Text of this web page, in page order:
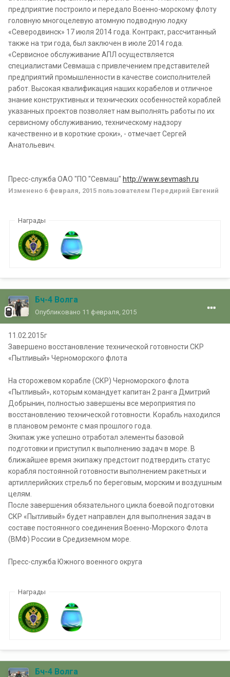
предприятие построило и передало Военно-морскому флоту
головную многоцелевую атомную подводную лодку
«Северодвинск» 17 июля 2014 года. Контракт, рассчитанный
также на три года, был заключен в июле 2014 года.
«Сервисное обслуживание АПЛ осуществляется
специалистами Севмаша с привлечением представителей
предприятий промышленности в качестве соисполнителей
работ. Высокая квалификация наших корабелов и отличное
знание конструктивных и технических особенностей кораблей
указанных проектов позволяет нам выполнять работы по их
сервисному обслуживанию, техническому надзору
качественно и в короткие сроки», - отмечает Сергей
Анатольевич.
Пресс-служба ОАО "ПО "Севмаш" http://www.sevmash.ru
Изменено 6 февраля, 2015 пользователем Передирий Евгений
Награды
Бч-4 Волга
Опубликовано 11 февраля, 2015
11.02.2015г
Завершено восстановление технической готовности СКР
«Пытливый» Черноморского флота
На сторожевом корабле (СКР) Черноморского флота
«Пытливый», которым командует капитан 2 ранга Дмитрий
Добрынин, полностью завершены все мероприятия по
восстановлению технической готовности. Корабль находился
в плановом ремонте с мая прошлого года.
Экипаж уже успешно отработал элементы базовой
подготовки и приступил к выполнению задач в море. В
ближайшее время экипажу предстоит подтвердить статус
корабля постоянной готовности выполнением ракетных и
артиллерийских стрельб по береговым, морским и воздушным
целям.
После завершения обязательного цикла боевой подготовки
СКР «Пытливый» будет направлен для выполнения задач в
составе постоянного соединения Военно-Морского Флота
(ВМФ) России в Средиземном море.
Пресс-служба Южного военного округа
Награды
Бч-4 Волга